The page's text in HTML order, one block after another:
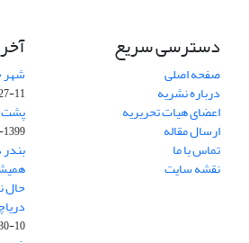
دسترسی سریع
صفحه اصلی
درباره نشریه
اعضای هیات تحریریه
ارسال مقاله
تماس با ما
نقشه سایت
شهر
11-27
پشت
1399-11-27
حال
10-30